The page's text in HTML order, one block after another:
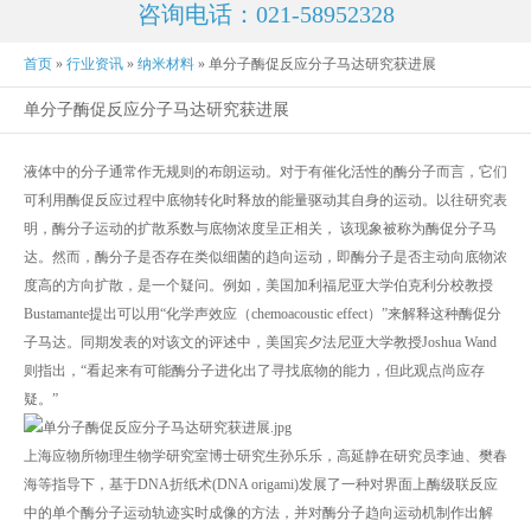
咨询电话：021-58952328
首页 » 行业资讯 » 纳米材料 » 单分子酶促反应分子马达研究获进展
单分子酶促反应分子马达研究获进展
液体中的分子通常作无规则的布朗运动。对于有催化活性的酶分子而言，它们
可利用酶促反应过程中底物转化时释放的能量驱动其自身的运动。以往研究表
明，酶分子运动的扩散系数与底物浓度呈正相关， 该现象被称为酶促分子马
达。然而，酶分子是否存在类似细菌的趋向运动，即酶分子是否主动向底物浓
度高的方向扩散，是一个疑问。例如，美国加利福尼亚大学伯克利分校教授
Bustamante提出可以用“化学声效应（chemoacoustic effect）”来解释这种酶促分
子马达。同期发表的对该文的评述中，美国宾夕法尼亚大学教授Joshua Wand
则指出，“看起来有可能酶分子进化出了寻找底物的能力，但此观点尚应存
疑。”
上海应物所物理生物学研究室博士研究生孙乐乐，高延静在研究员李迪、樊春
海等指导下，基于DNA折纸术(DNA origami)发展了一种对界面上酶级联反应
中的单个酶分子运动轨迹实时成像的方法，并对酶分子趋向运动机制作出解